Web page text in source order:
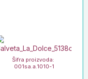
Šifra proizvoda:
001sa.a.1010-1